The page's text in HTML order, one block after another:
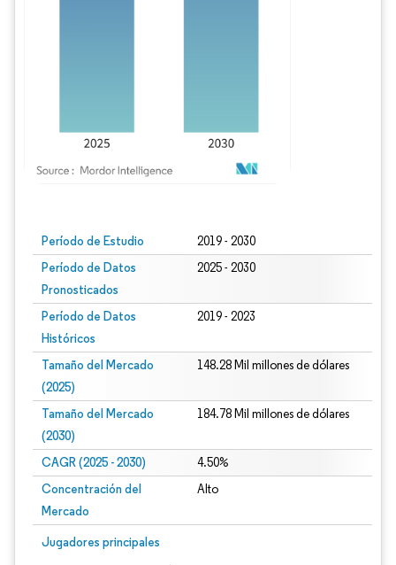
Período de Estudio 2019 - 2030
Período de Datos
Pronosticados
2025 - 2030
Período de Datos
Históricos
2019 - 2023
Tamaño del Mercado
(2025)
148.28 Mil millones de dólares
Tamaño del Mercado
(2030)
184.78 Mil millones de dólares
CAGR (2025 - 2030) 4.50%
Concentración del
Mercado
Alto
Jugadores principales